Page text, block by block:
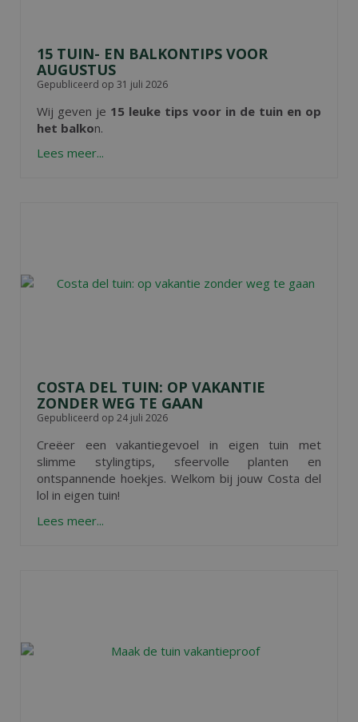
15 TUIN- EN BALKONTIPS VOOR
AUGUSTUS
Gepubliceerd op 31 juli 2026
Wij geven je 15 leuke tips voor in de tuin en op
het balkon.
Lees meer...
COSTA DEL TUIN: OP VAKANTIE
ZONDER WEG TE GAAN
Gepubliceerd op 24 juli 2026
Creëer een vakantiegevoel in eigen tuin met
slimme stylingtips, sfeervolle planten en
ontspannende hoekjes. Welkom bij jouw Costa del
lol in eigen tuin!
Lees meer...